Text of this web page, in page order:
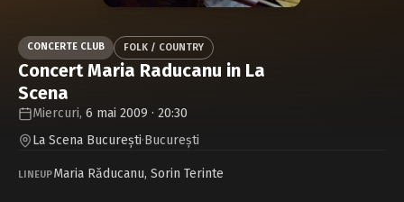
Caută în site...
CONCERTE CLUB FOLK / COUNTRY
Concert Maria Raducanu in La
Scena
Miercuri, 6 mai 2009 · 20:30
La Scena București·Bucureşti
LINEUPMaria Răducanu, Sorin Terinte